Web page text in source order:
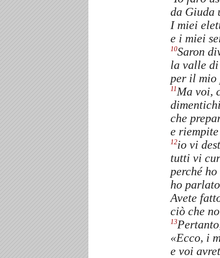
da Giuda
I miei
e i miei
10Saron
la valle
per il mio
11 Ma voi,
che
e
12io vi
tutti vi
perché
ho
Avete
ciò che
13
«Ecco, i
e voi